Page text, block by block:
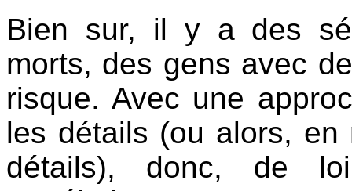
Bien sur, il y a des
morts, des gens avec
risque. Avec une
les détails (ou alors, en
détails), donc, de